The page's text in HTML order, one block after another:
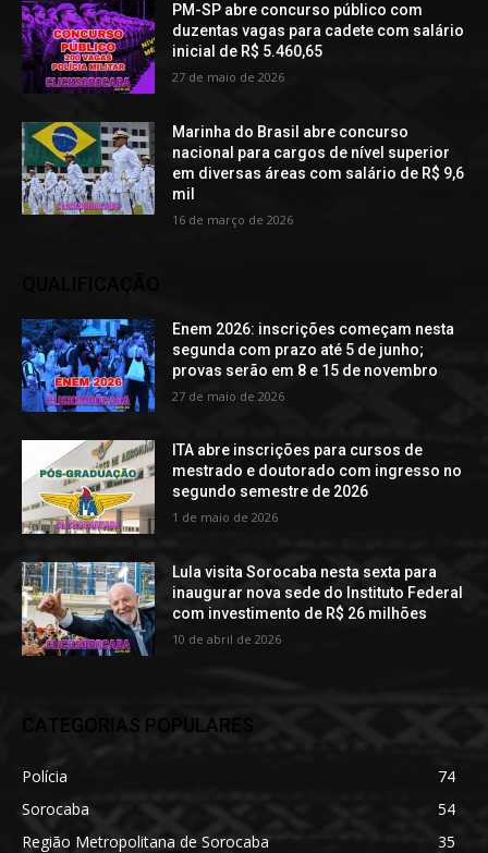
PM-SP abre concurso público com
duzentas vagas para cadete com salário
inicial de R$ 5.460,65
27 de maio de 2026
Marinha do Brasil abre concurso
nacional para cargos de nível superior
em diversas áreas com salário de R$ 9,6
mil
16 de março de 2026
Enem 2026: inscrições começam nesta
segunda com prazo até 5 de junho;
provas serão em 8 e 15 de novembro
27 de maio de 2026
ITA abre inscrições para cursos de
mestrado e doutorado com ingresso no
segundo semestre de 2026
1 de maio de 2026
Lula visita Sorocaba nesta sexta para
inaugurar nova sede do Instituto Federal
com investimento de R$ 26 milhões
10 de abril de 2026
CATEGORIAS POPULARES
Polícia
74
Sorocaba
54
Região Metropolitana de Sorocaba
35